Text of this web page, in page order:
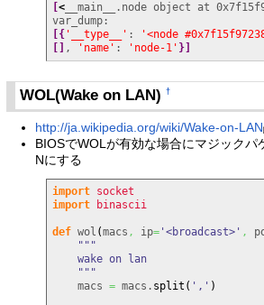
<__main__.node object at
{ '__type__' : '<node
, 'name' : 'node-1' }]
WOL(Wake on LAN)†
http://ja.wikipedia.org/wiki/Wake-on-LAN
BIOSでWOLが有効な場合にマジックパ
Nにする
import socket
import
binascii
def wol (macs , ip='<broadcast>' ,
"""
    """
    macs
= macs. split ( ',' )